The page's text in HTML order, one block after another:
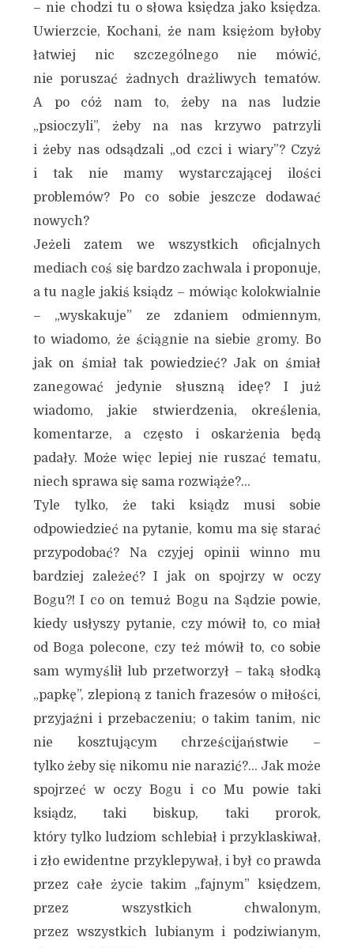
– nie chodzi tu o słowa księdza jako księdza.
Uwierzcie, Kochani, że nam księżom byłoby
łatwiej nic szczególnego nie mówić,
nie poruszać żadnych drażliwych tematów.
A po cóż nam to, żeby na nas ludzie
„psioczyli”, żeby na nas krzywo patrzyli
i żeby nas odsądzali „od czci i wiary”? Czyż
i tak nie mamy wystarczającej ilości
problemów? Po co sobie jeszcze dodawać
nowych?
Jeżeli zatem we wszystkich oficjalnych
mediach coś się bardzo zachwala i proponuje,
a tu nagle jakiś ksiądz – mówiąc kolokwialnie
– „wyskakuje” ze zdaniem odmiennym,
to wiadomo, że ściągnie na siebie gromy. Bo
jak on śmiał tak powiedzieć? Jak on śmiał
zanegować jedynie słuszną ideę? I już
wiadomo, jakie stwierdzenia, określenia,
komentarze, a często i oskarżenia będą
padały. Może więc lepiej nie ruszać tematu,
niech sprawa się sama rozwiąże?…
Tyle tylko, że taki ksiądz musi sobie
odpowiedzieć na pytanie, komu ma się starać
przypodobać? Na czyjej opinii winno mu
bardziej zależeć? I jak on spojrzy w oczy
Bogu?! I co on temuż Bogu na Sądzie powie,
kiedy usłyszy pytanie, czy mówił to, co miał
od Boga polecone, czy też mówił to, co sobie
sam wymyślił lub przetworzył – taką słodką
„papkę”, zlepioną z tanich frazesów o miłości,
przyjaźni i przebaczeniu; o takim tanim, nic
nie kosztującym chrześcijaństwie –
tylko żeby się nikomu nie narazić?… Jak może
spojrzeć w oczy Bogu i co Mu powie taki
ksiądz, taki biskup, taki prorok,
który tylko ludziom schlebiał i przyklaskiwał,
i zło ewidentne przyklepywał, i był co prawda
przez całe życie takim „fajnym” księdzem,
przez wszystkich chwalonym,
przez wszystkich lubianym i podziwianym,